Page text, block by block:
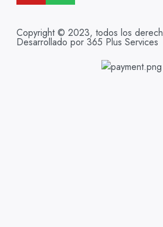
Copyright © 2023, todos los
Desarrollado por 365 Plus Services